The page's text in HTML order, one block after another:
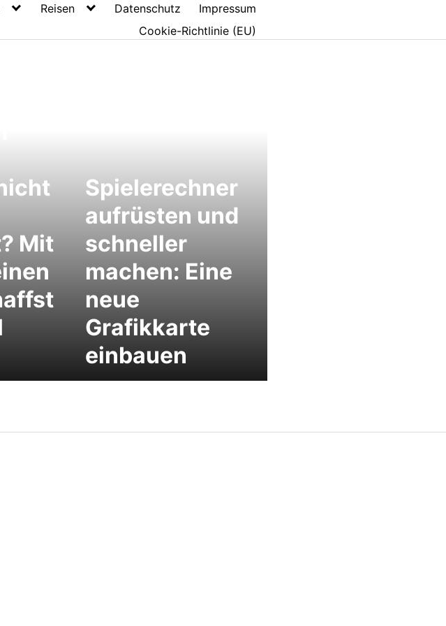
Reisen Datenschutz
Impressum
Cookie-Richtlinie (EU)
Mit
Spielerechner
aufrüsten und
schneller
machen: Eine
neue
Grafikkarte
einbauen